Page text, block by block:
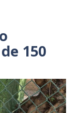
150